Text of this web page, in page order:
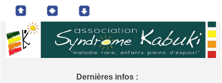
Dernières infos :